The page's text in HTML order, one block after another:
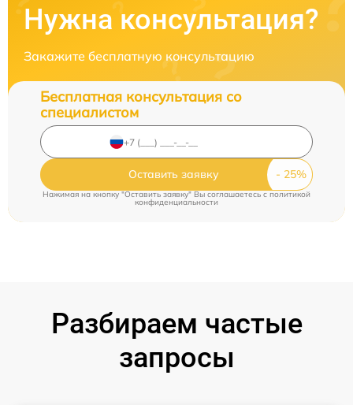
Нужна консультация?
Закажите бесплатную консультацию
Бесплатная консультация со
специалистом
Оставить заявку
Нажимая на кнопку "Оставить заявку" Вы соглашаетесь cполитикой
конфиденциальности
Разбираем частые
запросы